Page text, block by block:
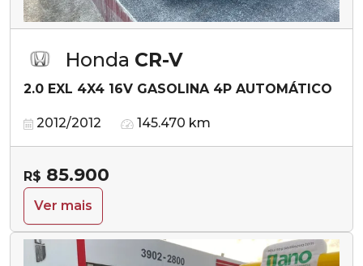
Honda CR-V
2.0 EXL 4X4 16V GASOLINA 4P AUTOMÁTICO
2012/2012 145.470 km
R$ 85.900
Ver mais